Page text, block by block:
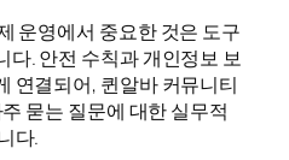
운영에서 중요한 것은 도구
다. 안전 수칙과 개인정보 보
연결되어, 퀸알바 커뮤니티
묻는 질문에 대한 실무적
다.